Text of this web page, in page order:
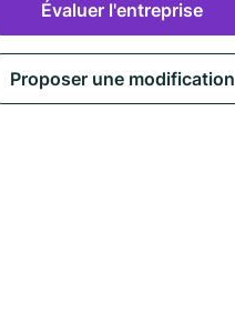
Évaluer l'entreprise
Proposer une modification